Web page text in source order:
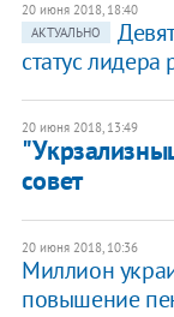
20 июня 2018, 18:40
АКТУАЛЬНО
статус
20 июня 2018, 13:49
совет
20 июня 2018, 10:36
Миллион
повышение